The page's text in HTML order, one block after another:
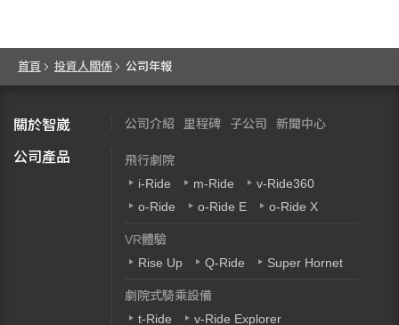
首頁 投資人關係 公司年報
關於智崴 公司介紹 里程碑 子公司 新聞中心
公司產品
飛行劇院
i-Ride
m-Ride
v-Ride360
o-Ride
o-Ride E o-Ride X
VR體驗
Rise Up
Q-Ride Super Hornet
劇院式騎乘設備
t-Ride
v-Ride Explorer